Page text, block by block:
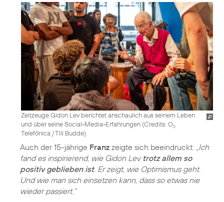
Zeitzeuge Gidon Lev berichtet anschaulich aus seinem Leben
und über seine Social-Media-Erfahrungen (Credits: O2
Telefónica / Till Budde)
Auch der 15-jährige Franz zeigte sich beeindruckt: „Ich
fand es inspirierend, wie Gidon Lev trotz allem so
positiv geblieben ist. Er zeigt, wie Optimismus geht.
Und wie man sich einsetzen kann, dass so etwas nie
wieder passiert.“